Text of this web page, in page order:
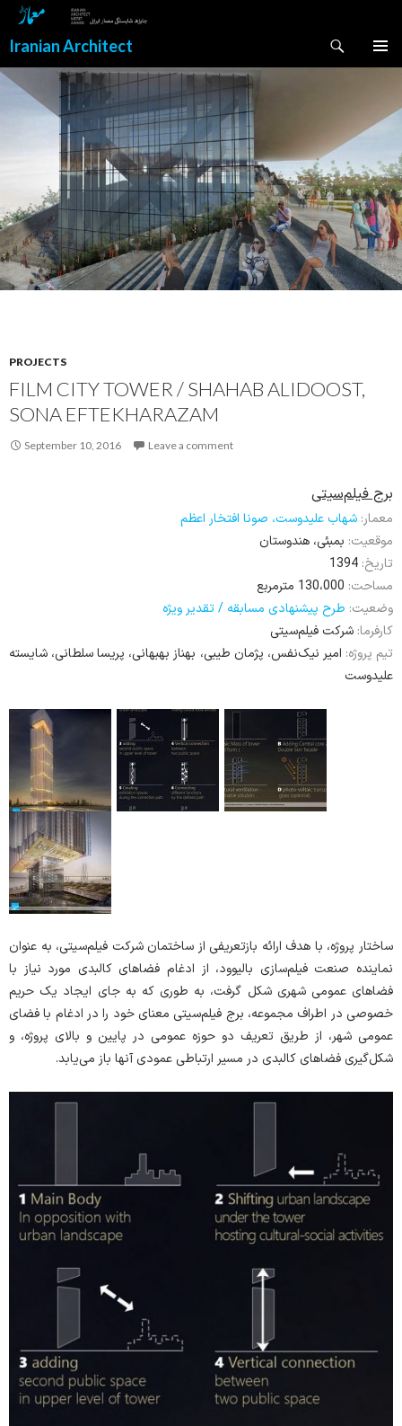
Iranian Architect
TO
CONTENT
PROJECTS
FILM CITY TOWER / SHAHAB ALIDOOST,
SONA EFTEKHARAZAM
September 10, 2016 Leave a comment
برج فیلم‌سیتی
معمار: شهاب علیدوست، صونا افتخار اعظم
موقعیت: بمبئی، هندوستان
تاریخ:
مساحت:
وضعیت: طرح پیشنهادی مسابقه / تقدیر ویژه
کارفرما: شرکت فیلم‌سیتی
تیم پروژه: امیر نیک‌نفس، پژمان طیبی، بهناز بهبهانی، پریسا سلطانی، شایسته
علیدوست
ساختار پروژه، با هدف ارائه بازتعریفی از ساختمان شرکت فیلم‌سیتی، به عنوان
نماینده صنعت فیلم‌سازی بالیوود، از ادغام فضاهای کالبدی مورد نیاز با
فضاهای عمومی شهری شکل گرفت، به طوری که به جای ایجاد یک حریم
خصوصی در اطراف مجموعه، برج فیلم‌سیتی معنای خود را در ادغام با فضای
عمومی شهر، از طریق تعریف دو حوزه عمومی در پایین و بالای پروژه، و
شکل‌گیری فضاهای کالبدی در مسیر ارتباطی عمودی آنها باز می‌یابد.